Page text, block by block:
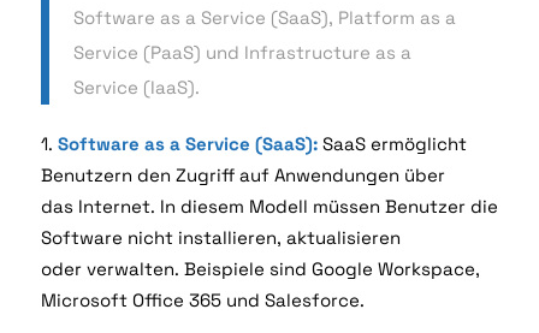
Software as a Service (SaaS), Platform as a
Service (PaaS) und Infrastructure as a
Service (IaaS).
1. Software as a Service (SaaS):SaaS ermöglicht
Benutzern den Zugriff auf Anwendungen über
das Internet. In diesem Modell müssen Benutzer die
Software nicht installieren, aktualisieren
oder verwalten. Beispiele sind Google Workspace,
Microsoft Office 365 und Salesforce.